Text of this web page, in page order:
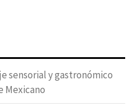
sensorial y gastronómico
Mexicano